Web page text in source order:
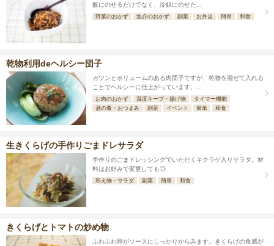
飯にのせるだけでなく、冷奴にのせた...
野菜のおかず 魚介のおかず 副菜 お弁当 簡単 和食
乾物利用deヘルシー団子
ガツンとボリュームのある肉団子ですが、乾物を混ぜて入れる
ことでヘルシーに仕上がっています。...
お肉のおかず 温度キープ・揚げ物
タイマー機能
酒の肴・おつまみ
副菜 イベント 簡単 和食
生きくらげの手作りごまドレサラダ
手作りのごまドレッシングでいただくキクラゲ入りサラダ。材
料はお好みで変更しても◎
和え物・サラダ 副菜 簡単 和食
きくらげとトマトの炒め物
ふわふわ卵がソースにしっかりからみます。きくらげの食感が